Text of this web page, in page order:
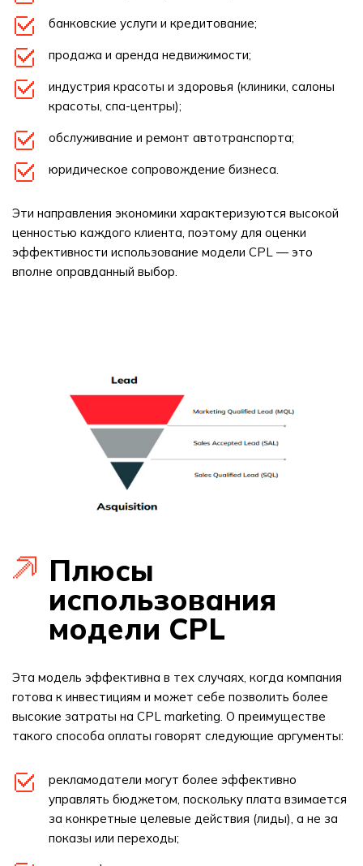
банковские услуги и кредитование;
продажа и аренда недвижимости;
индустрия красоты и здоровья (клиники, салоны
красоты, спа-центры);
обслуживание и ремонт автотранспорта;
юридическое сопровождение бизнеса.
Эти направления экономики характеризуются высокой
ценностью каждого клиента, поэтому для оценки
эффективности использование модели CPL — это
вполне оправданный выбор.
Плюсы
использования
модели CPL
Эта модель эффективна в тех случаях, когда компания
готова к инвестициям и может себе позволить более
высокие затраты на CPL marketing. О преимуществе
такого способа оплаты говорят следующие аргументы:
рекламодатели могут более эффективно
управлять бюджетом, поскольку плата взимается
за конкретные целевые действия (лиды), а не за
показы или переходы;